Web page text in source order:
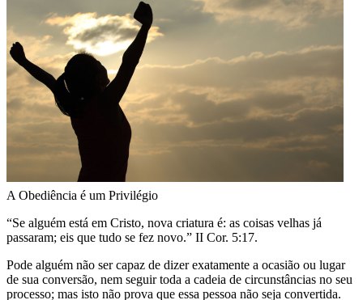
A Obediência é um Privilégio
“Se alguém está em Cristo, nova criatura é: as coisas velhas já
passaram; eis que tudo se fez novo.” II Cor. 5:17.
Pode alguém não ser capaz de dizer exatamente a ocasião ou lugar
de sua conversão, nem seguir toda a cadeia de circunstâncias no seu
processo; mas isto não prova que essa pessoa não seja convertida.